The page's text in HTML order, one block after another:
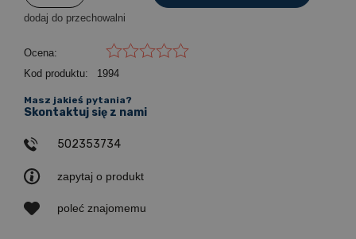
dodaj do przechowalni
Ocena:
Kod produktu:
1994
zapytaj o produkt
poleć znajomemu
Masz jakieś pytania?
Skontaktuj się z nami
502353734